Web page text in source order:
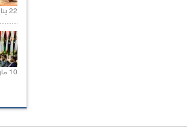
22 يناير 2020 |
10 مارس 2021 |